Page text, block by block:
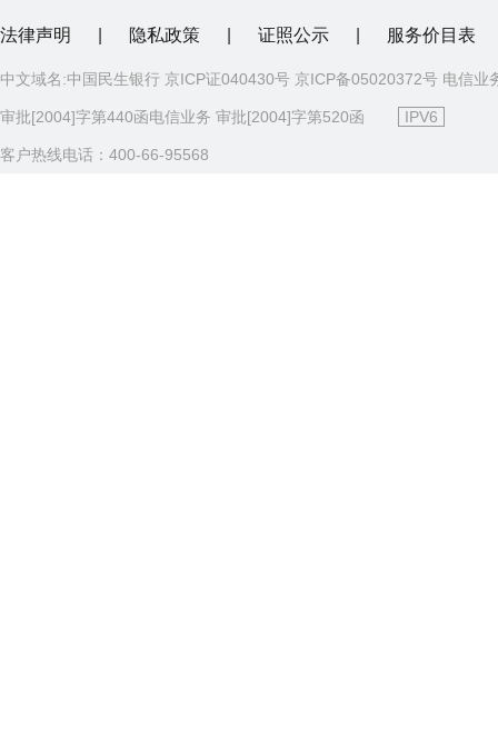
法律声明 隐私政策 证照公示 服务价目表
中文域名:中国民生银行 京ICP证040430号 京ICP备05020372号 电信业
审批[2004]字第440函电信业务 审批[2004]字第520函 IPV6
客户热线电话：400-66-95568